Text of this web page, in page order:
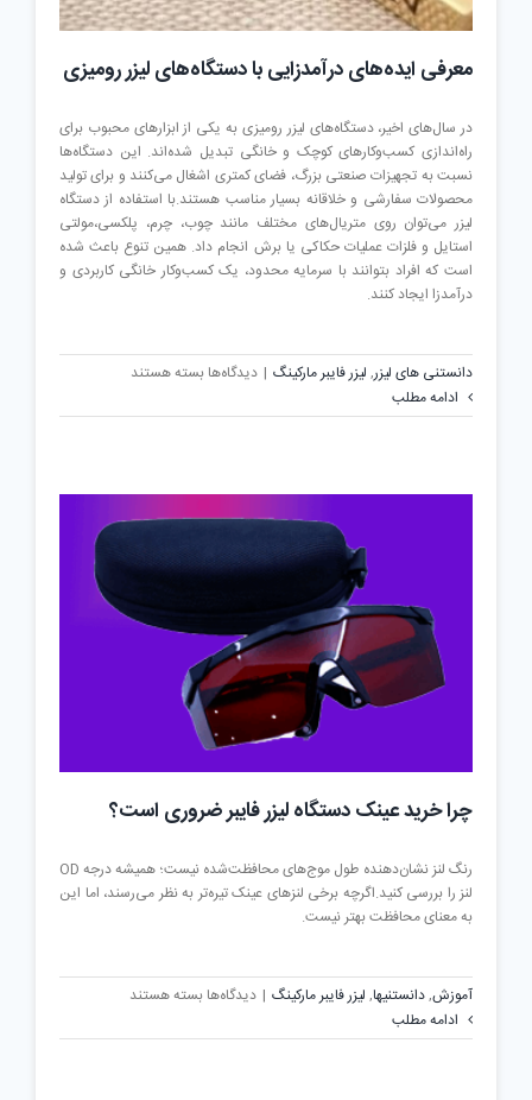
معرفی ایده‌های درآمدزایی با دستگاه‌های لیزر رومیزی
در سال‌های اخیر، دستگاه‌های لیزر رومیزی به یکی از ابزارهای محبوب برای
راه‌اندازی کسب‌وکارهای کوچک و خانگی تبدیل شده‌اند. این دستگاه‌ها
نسبت به تجهیزات صنعتی بزرگ، فضای کمتری اشغال می‌کنند و برای تولید
محصولات سفارشی و خلاقانه بسیار مناسب هستند.با استفاده از دستگاه
لیزر می‌توان روی متریال‌های مختلف مانند چوب، چرم، پلکسی،مولتی
استایل و فلزات عملیات حکاکی یا برش انجام داد. همین تنوع باعث شده
است که افراد بتوانند با سرمایه محدود، یک کسب‌وکار خانگی کاربردی و
درآمدزا ایجاد کنند.
دانستنی های لیزر, لیزر فایبر مارکینگ | دیدگاه‌ها برای
ایده‌های
دستگاه‌های
لیزر
بسته هستند
ادامه مطلب
چرا خرید عینک دستگاه لیزر فایبر ضروری است؟
رنگ لنز نشان‌دهنده طول موج‌های محافظت‌شده نیست؛ همیشه درجه OD
لنز را بررسی کنید.اگرچه برخی لنزهای عینک تیره‌تر به نظر می‌رسند، اما این
به معنای محافظت بهتر نیست.
آموزش,دانستنیها, لیزر فایبر مارکینگ | دیدگاه‌ها برای
خرید
بسته هستند
ادامه مطلب